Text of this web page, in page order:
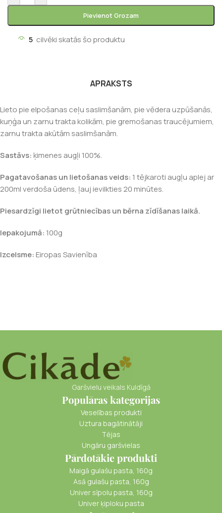
Pievienot Grozam
5 cilvēki skatās šo produktu
APRAKSTS
Lieto pie elpošanas ceļu saslimšanām, pie vēdera uzpūšanās,
kuņģa un zarnu trakta kolikām, pie gremošanas traucējumiem,
zarnu trakta akūtām saslimšanām.
Sastāvs: ķimenes augļi 100%.
Pagatavošanas un lietošanas veids: 1 tējkaroti augļu aplej ar
200ml verdoša ūdens, ļauj ievilkties 20 minūtes.
Piesardzīgi lietot grūtniecības un bērna zīdīšanas laikā.
Iepakojumā: 100g
Izcelsme:Eiropas Savienība
Garšvielu veikals Kuldīgā
Populāras kategorijas
Veselības produkti
Uztura bagātinātāji
Tējas
Ungāru garšvielas
Pārdotākie produkti
Maigā gulašu pasta, 160g
Asā gulašu pasta, 160g
Univer sīpolu pasta, 160g
Univer ķiploku pasta